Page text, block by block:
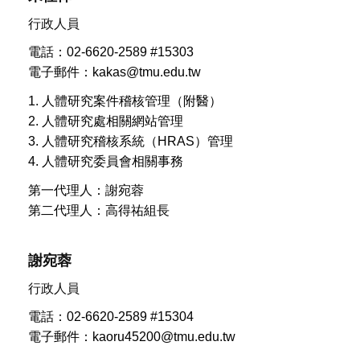
行政人員
電話：02-6620-2589 #15303
電子郵件：kakas@tmu.edu.tw
1. 人體研究案件稽核管理（附醫）
2. 人體研究處相關網站管理
3. 人體研究稽核系統（HRAS）管理
4. 人體研究委員會相關事務
第一代理人：謝宛蓉
第二代理人：高得祐組長
謝宛蓉
行政人員
電話：02-6620-2589 #15304
電子郵件：kaoru45200@tmu.edu.tw